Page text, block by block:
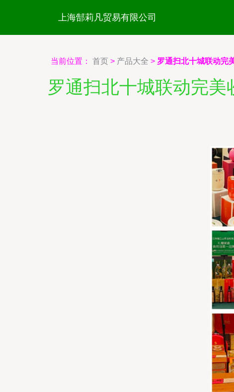
上海郜莉凡贸易有限公司
当前位置： 首页 > 产品大全 > 罗通扫北十城联动完
罗通扫北十城联动完